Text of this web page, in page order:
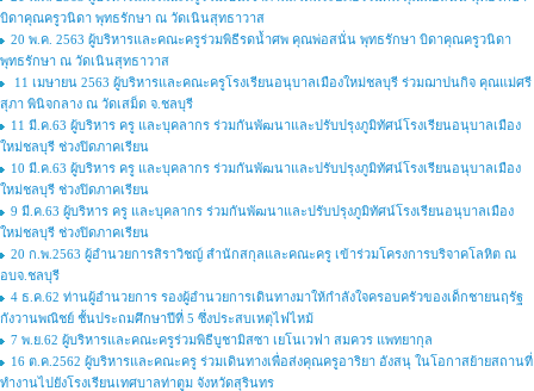
บิดาคุณครูวนิดา พุทธรักษา ณ วัดเนินสุทธาวาส
20 พ.ค. 2563 ผู้บริหารและคณะครูร่วมพิธีรดน้ำศพ คุณพ่อสนั่น พุทธรักษา บิดาคุณครูวนิดา
พุทธรักษา ณ วัดเนินสุทธาวาส
11 เมษายน 2563 ผู้บริหารและคณะครูโรงเรียนอนุบาลเมืองใหม่ชลบุรี ร่วมฌาปนกิจ คุณแม่ศรี
สุภา พินิจกลาง ณ วัดเสม็ด จ.ชลบุรี
11 มี.ค.63 ผู้บริหาร ครู และบุคลากร ร่วมกันพัฒนาและปรับปรุงภูมิทัศน์โรงเรียนอนุบาลเมือง
ใหม่ชลบุรี ช่วงปิดภาคเรียน
10 มี.ค.63 ผู้บริหาร ครู และบุคลากร ร่วมกันพัฒนาและปรับปรุงภูมิทัศน์โรงเรียนอนุบาลเมือง
ใหม่ชลบุรี ช่วงปิดภาคเรียน
9 มี.ค.63 ผู้บริหาร ครู และบุคลากร ร่วมกันพัฒนาและปรับปรุงภูมิทัศน์โรงเรียนอนุบาลเมือง
ใหม่ชลบุรี ช่วงปิดภาคเรียน
20 ก.พ.2563 ผู้อำนวยการสิราวิชญ์ สำนักสกุลและคณะครู เข้าร่วมโครงการบริจาคโลหิต ณ
อบจ.ชลบุรี
4 ธ.ค.62 ท่านผู้อำนวยการ รองผู้อำนวยการเดินทางมาให้กำลังใจครอบครัวของเด็กชายนฤรัฐ
กังวานพณิชย์ ชั้นประถมศึกษาปีที่ 5 ซึ่งประสบเหตุไฟไหม้
7 พ.ย.62 ผู้บริหารและคณะครูร่วมพิธีบูชามิสซา เยโนเวฟา สมควร แพทยากุล
16 ต.ค.2562 ผู้บริหารและคณะครู ร่วมเดินทางเพื่อส่งคุณครูอาริยา อังสนุ ในโอกาสย้ายสถานที่
ทำงานไปยังโรงเรียนเทศบาลท่าตูม จังหวัดสุรินทร